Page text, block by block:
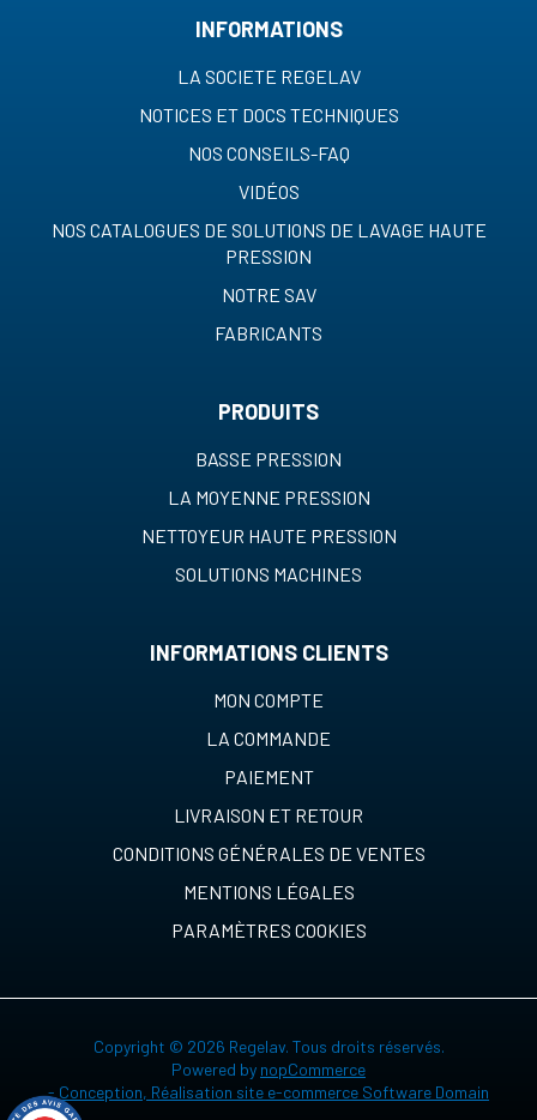
INFORMATIONS
LA SOCIETE REGELAV
NOTICES ET DOCS TECHNIQUES
NOS CONSEILS-FAQ
VIDÉOS
NOS CATALOGUES DE SOLUTIONS DE LAVAGE HAUTE
PRESSION
NOTRE SAV
FABRICANTS
PRODUITS
BASSE PRESSION
LA MOYENNE PRESSION
NETTOYEUR HAUTE PRESSION
SOLUTIONS MACHINES
INFORMATIONS CLIENTS
MON COMPTE
LA COMMANDE
PAIEMENT
LIVRAISON ET RETOUR
CONDITIONS GÉNÉRALES DE VENTES
MENTIONS LÉGALES
PARAMÈTRES COOKIES
Copyright © 2026 Regelav. Tous droits réservés.
Powered by nopCommerce
- Conception, Réalisation site e-commerce Software Domain